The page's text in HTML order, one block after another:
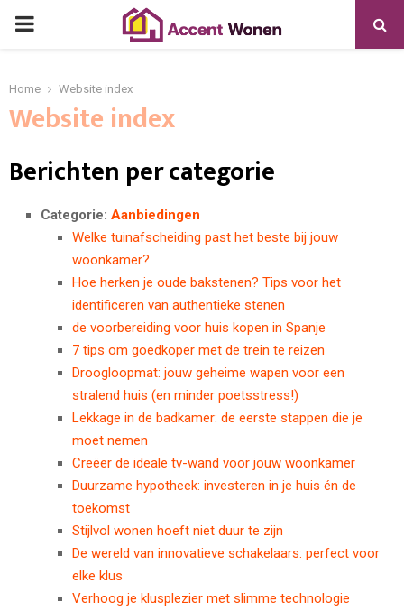
PRIMARY
Home Website index
Website index
Berichten per categorie
Categorie: Aanbiedingen
Welke tuinafscheiding past het beste bij jouw
woonkamer?
Hoe herken je oude bakstenen? Tips voor het
identificeren van authentieke stenen
de voorbereiding voor huis kopen in Spanje
7 tips om goedkoper met de trein te reizen
Droogloopmat: jouw geheime wapen voor een
stralend huis (en minder poetsstress!)
Lekkage in de badkamer: de eerste stappen die je
moet nemen
Creëer de ideale tv-wand voor jouw woonkamer
Duurzame hypotheek: investeren in je huis én de
toekomst
Stijlvol wonen hoeft niet duur te zijn
De wereld van innovatieve schakelaars: perfect voor
elke klus
Verhoog je klusplezier met slimme technologie